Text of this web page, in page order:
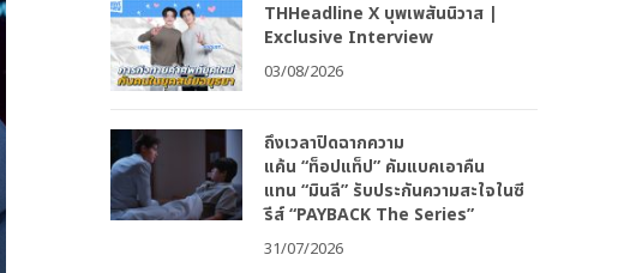
THHeadline X บุพเพสันนิวาส |
Exclusive Interview
03/08/2026
ถึงเวลาปิดฉากความ
แค้น “ท็อปแท็ป” คัมแบคเอาคืน
แทน “มินลี” รับประกันความสะใจในซี
รีส์ “PAYBACK The Series”
31/07/2026